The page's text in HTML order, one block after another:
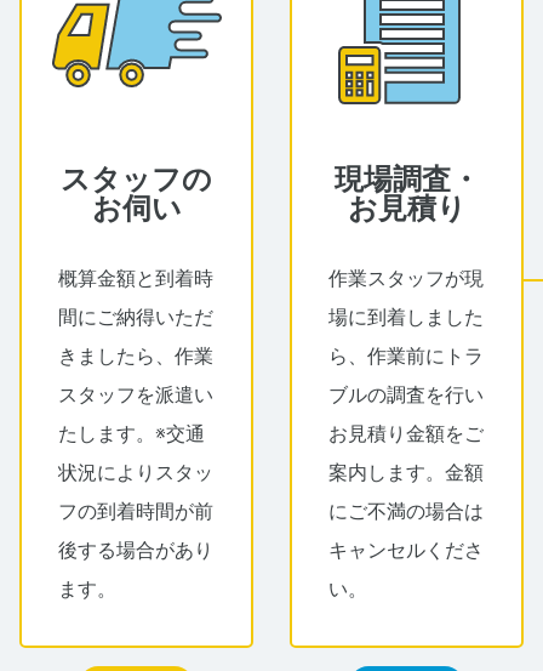
スタッフの
お伺い
概算金額と到着時
間にご納得いただ
きましたら、作業
スタッフを派遣い
たします。※交通
状況によりスタッ
フの到着時間が前
後する場合があり
ます。
現場調査・
お見積り
作業スタッフが現
場に到着しました
ら、作業前にトラ
ブルの調査を行い
お見積り金額をご
案内します。金額
にご不満の場合は
キャンセルくださ
い。